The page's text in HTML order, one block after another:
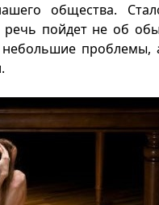
общества.
речь пойдет не об
проблемы,